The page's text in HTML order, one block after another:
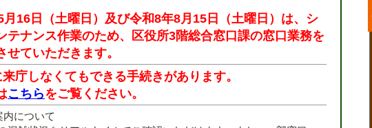
月16日（土曜日）及び令和8年8月15日（土曜日）は、シ
テナンス作業のため、区役所3階総合窓口課の窓口業務を
せていただきます。
庁しなくてもできる手続きがあります。
こちらをご覧ください。
について